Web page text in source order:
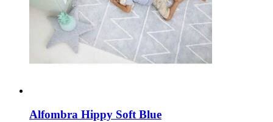
Alfombra Hippy Soft Blue